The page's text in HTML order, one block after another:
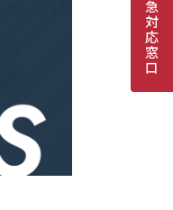
急
対
応
窓
口